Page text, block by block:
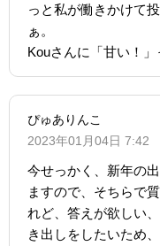
っと私が働きかけて
ぁ。
Kouさんに「甘い！」
ぴゅありんこ
2023年01月04日 7:42
今せっかく、新年の
ますので、そちらで
れど、答えが欲しい
き出しをしたいため